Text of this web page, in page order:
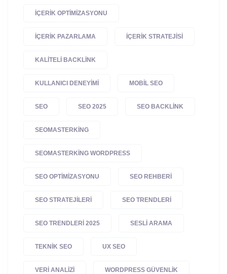
IÇERIK OPTIMIZASYONU
IÇERIK PAZARLAMA IÇERIK STRATEJISI
KALITELI BACKLINK
KULLANICI DENEYIMI MOBIL SEO
SEO SEO 2025 SEO BACKLINK
SEOMASTERKING
SEOMASTERKING WORDPRESS
SEO OPTIMIZASYONU SEO REHBERI
SEO STRATEJILERI SEO TRENDLERI
SEO TRENDLERI 2025 SESLI ARAMA
TEKNIK SEO UX SEO
VERI ANALIZI WORDPRESS GÜVENLIK